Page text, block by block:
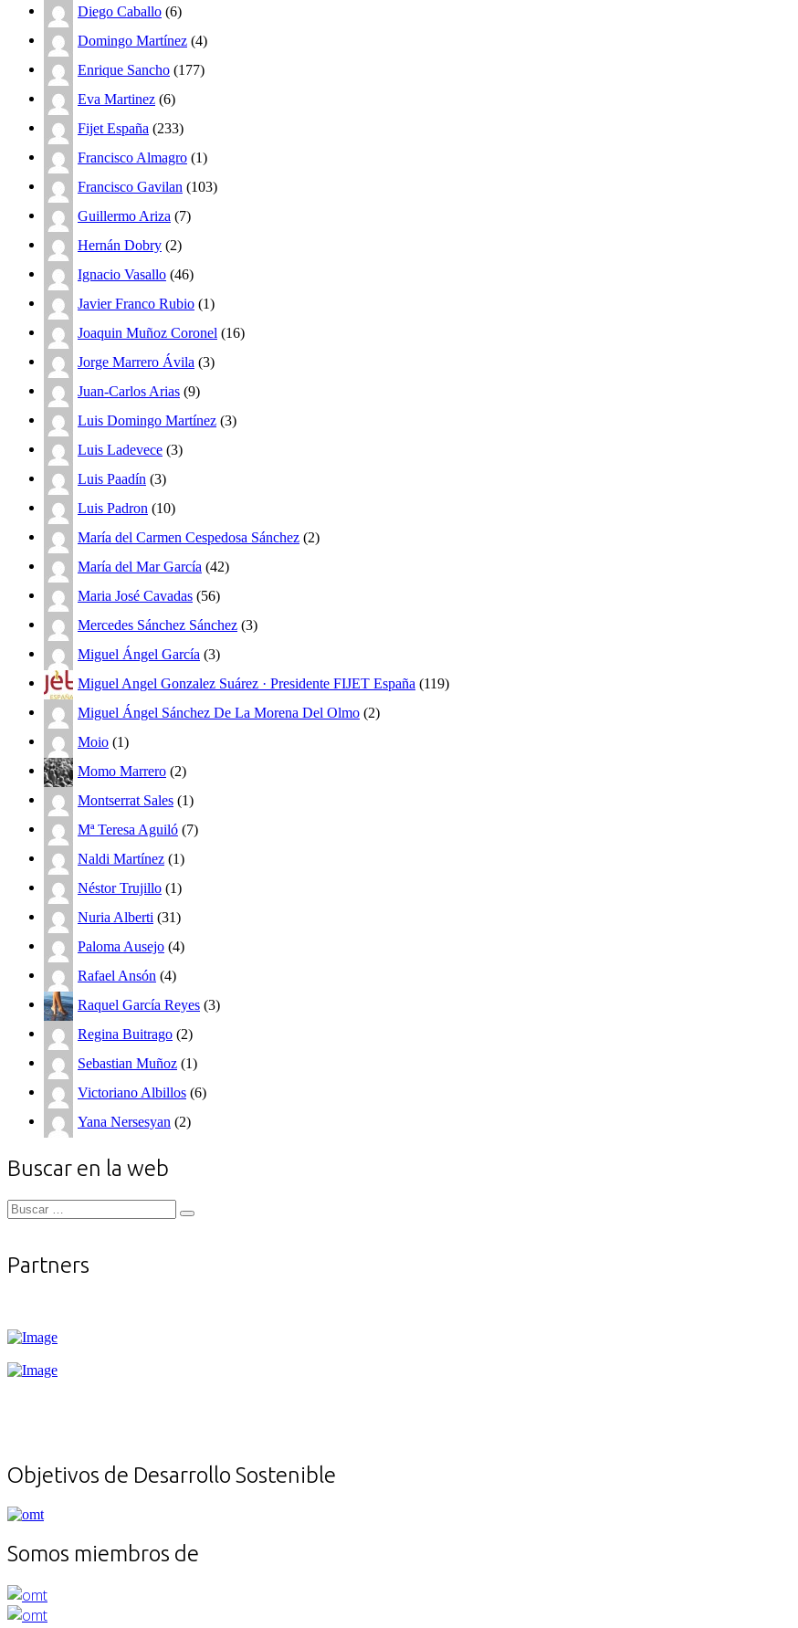
Diego Caballo (6)
Domingo Martínez (4)
Enrique Sancho (177)
Eva Martinez (6)
Fijet España (233)
Francisco Almagro (1)
Francisco Gavilan (103)
Guillermo Ariza (7)
Hernán Dobry (2)
Ignacio Vasallo (46)
Javier Franco Rubio (1)
Joaquin Muñoz Coronel (16)
Jorge Marrero Ávila (3)
Juan-Carlos Arias (9)
Luis Domingo Martínez (3)
Luis Ladevece (3)
Luis Paadín (3)
Luis Padron (10)
María del Carmen Cespedosa Sánchez (2)
María del Mar García (42)
Maria José Cavadas (56)
Mercedes Sánchez Sánchez (3)
Miguel Ángel García (3)
Miguel Angel Gonzalez Suárez · Presidente FIJET España (119)
Miguel Ángel Sánchez De La Morena Del Olmo (2)
Moio (1)
Momo Marrero (2)
Montserrat Sales (1)
Mª Teresa Aguiló (7)
Naldi Martínez (1)
Néstor Trujillo (1)
Nuria Alberti (31)
Paloma Ausejo (4)
Rafael Ansón (4)
Raquel García Reyes (3)
Regina Buitrago (2)
Sebastian Muñoz (1)
Victoriano Albillos (6)
Yana Nersesyan (2)
Buscar en la web
Buscar
for:
Buscar
Partners
Objetivos de Desarrollo Sostenible
Somos miembros de